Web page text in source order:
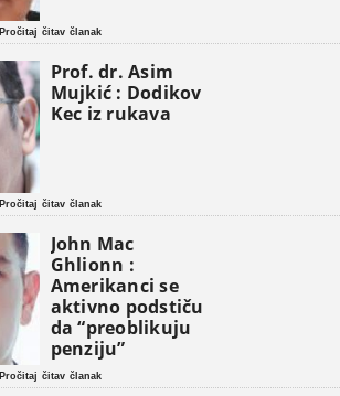
Pročitaj čitav članak
Prof. dr. Asim
Mujkić : Dodikov
Kec iz rukava
Pročitaj čitav članak
John Mac
Ghlionn :
Amerikanci se
aktivno podstiču
da “preoblikuju
penziju”
Pročitaj čitav članak